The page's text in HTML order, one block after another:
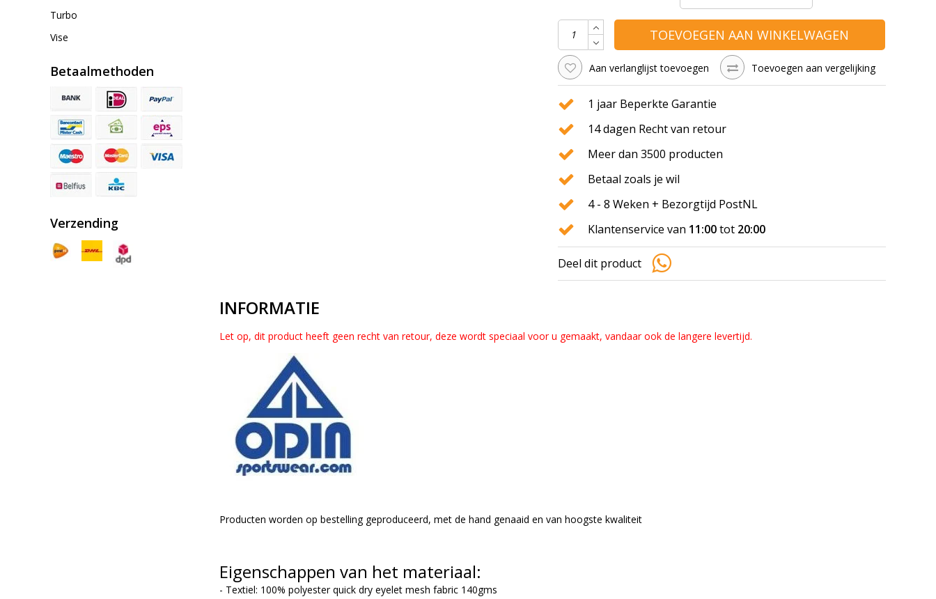
Turbo
Vise
Betaalmethoden
Verzending
TOEVOEGEN AAN WINKELWAGEN
Aan verlanglijst toevoegen Toevoegen aan vergelijking
1 jaar Beperkte Garantie
14 dagen Recht van retour
Meer dan 3500 producten
Betaal zoals je wil
4 - 8 Weken + Bezorgtijd PostNL
Klantenservice van 11:00tot 20:00
Deel dit product
INFORMATIE
Let op, dit product heeft geen recht van retour, deze wordt speciaal voor u gemaakt, vandaar ook de langere levertijd.
Producten worden op bestelling geproduceerd, met de hand genaaid en van hoogste kwaliteit
Eigenschappen van het materiaal:
- Textiel: 100% polyester quick dry eyelet mesh fabric 140gms